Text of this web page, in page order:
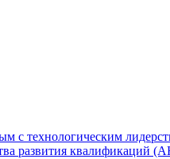
с технологическим
развития квалификаций